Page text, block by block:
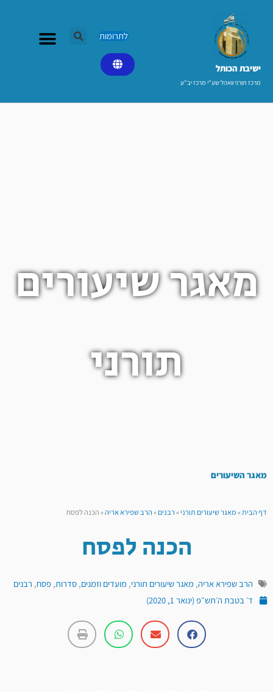
ישיבת הכותל​
מרכז תורני וואהל שע"י מרכז יב"ע
לתרומות
מאגר שיעורים
תורני
מאגר השיעורים
דף הבית»מאגר שיעורים תורני»רבנים»הרב שפירא אריה»הכנה לפסח
הכנה לפסח
הרב שפירא אריה, מאגר שיעורים תורני, מועדים וזמנים, סדרות, פסח, רבנים
ד׳ בטבת ה׳תש״פ (ינואר 1, 2020)